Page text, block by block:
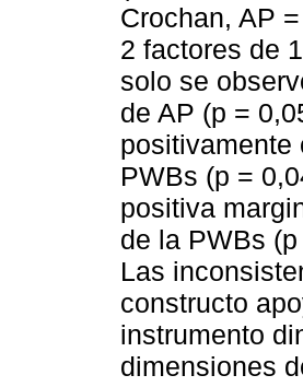
Crochan, AP
2 factores de
solo se
de AP (p =
positivamente
PWBs (p =
positiva
de la PWBs
Las
constructo
instrumento
dimensiones